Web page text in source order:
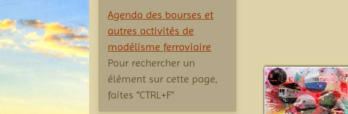
Agenda des bourses et
autres activités de
modélisme ferroviaire
Pour rechercher un
élément sur cette page,
faites "CTRL+F"